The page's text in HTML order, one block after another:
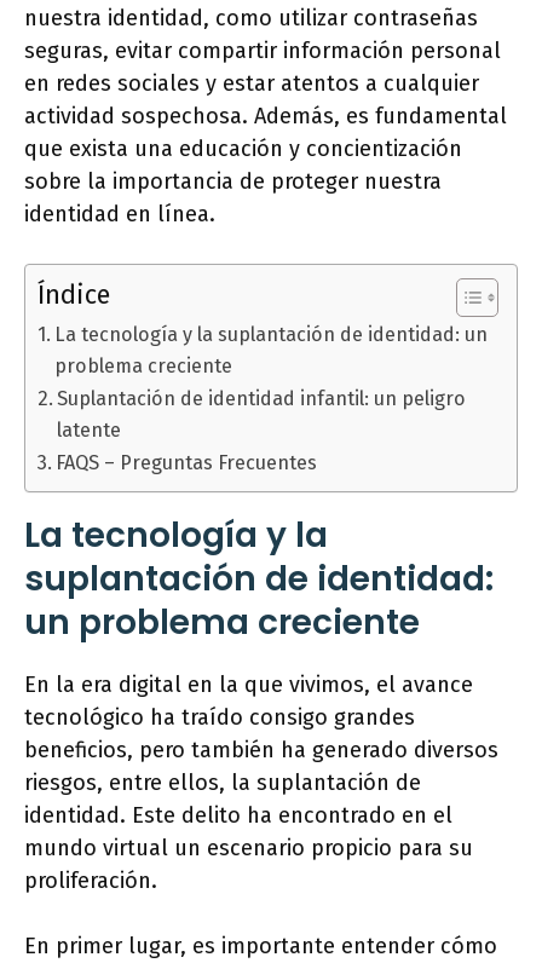
nuestra identidad, como utilizar contraseñas
seguras, evitar compartir información personal
en redes sociales y estar atentos a cualquier
actividad sospechosa. Además, es fundamental
que exista una educación y concientización
sobre la importancia de proteger nuestra
identidad en línea.
Índice
La tecnología y la suplantación de identidad: un
problema creciente
Suplantación de identidad infantil: un peligro
latente
FAQS – Preguntas Frecuentes
La tecnología y la
suplantación de identidad:
un problema creciente
En la era digital en la que vivimos, el avance
tecnológico ha traído consigo grandes
beneficios, pero también ha generado diversos
riesgos, entre ellos, la suplantación de
identidad. Este delito ha encontrado en el
mundo virtual un escenario propicio para su
proliferación.
En primer lugar, es importante entender cómo